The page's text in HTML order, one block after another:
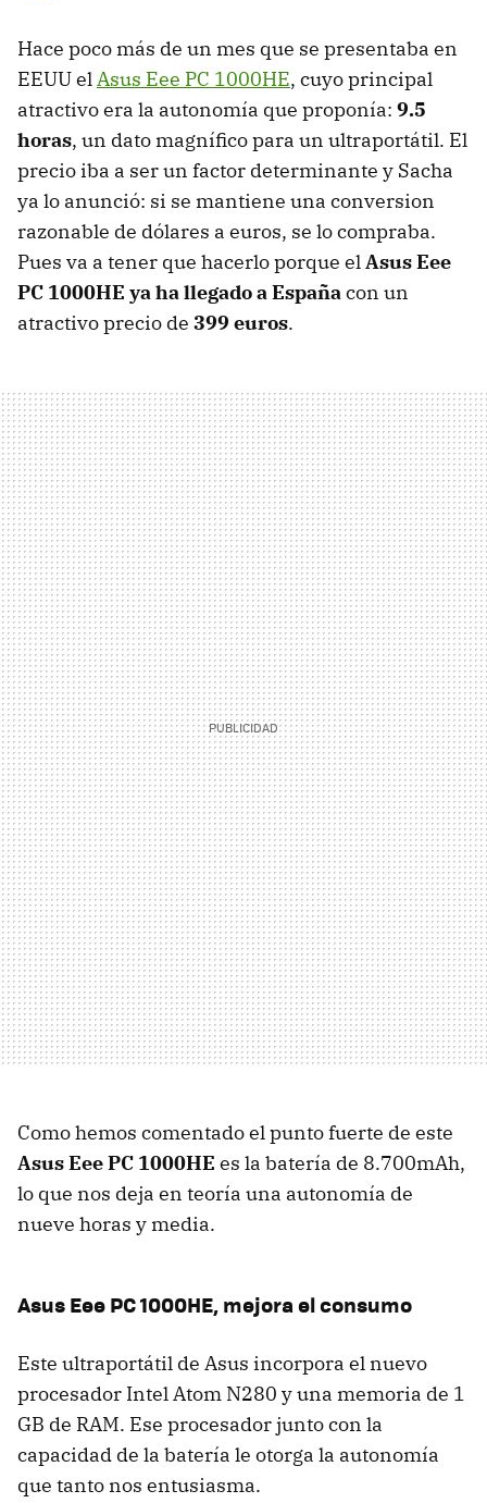
Hace poco más de un mes que se presentaba en
EEUUelAsus Eee PC 1000HE, cuyo principal
atractivo era la autonomía que proponía: 9.5
horas, un dato magnífico para un ultraportátil. El
precio iba a ser un factor determinante y Sacha
ya lo anunció: si se mantiene una conversion
razonable de dólares a euros, se lo compraba.
Pues va a tener que hacerlo porque elAsus Eee
PC 1000HE ya ha llegado a Españacon un
atractivo precio de 399 euros.
Como hemos comentado el punto fuerte de este
Asus Eee PC 1000HE es la batería de 8.700mAh,
lo que nos deja en teoría una autonomía de
nueve horas y media.
Asus Eee PC 1000HE, mejora el consumo
Este ultraportátil de Asus incorpora el nuevo
procesador Intel Atom N280 y una memoria de 1
GB de RAM. Ese procesador junto con la
capacidad de la batería le otorga la autonomía
que tanto nos entusiasma.